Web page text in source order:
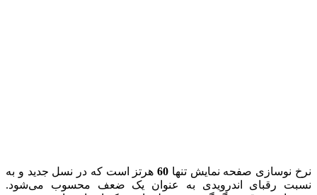
نرخ نوسازی صفحه نمایش تنها 60هرتز است که در نسل جدید و به
نسبت رقبای اندرویدی به عنوان یک ضعف محسوب می‌شود.